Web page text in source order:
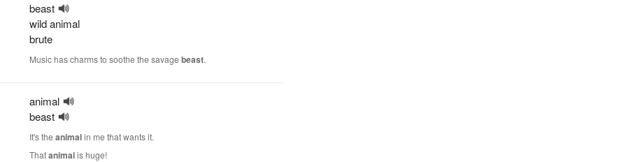
beast
wild animal
brute
Music has charms to soothe the savagebeast.
animal
beast
It's theanimalin me that wants it.
Thatanimalis huge!